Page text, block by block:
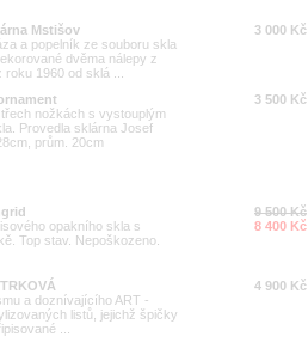
Mstišov
a popelník ze souboru skla
dvěma nálepy z
1960 od sklá ...
3 000 Kč
nožkách s vystouplým
Provedla sklárna Josef
prům. 20cm
3 500 Kč
opakního skla s
Top stav. Nepoškozeno.
9 500 Kč
8 400 Kč
a doznívajícího ART -
listů, jejichž špičky
...
4 900 Kč